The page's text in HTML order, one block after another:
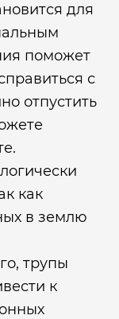
для
поможет
с
отпустить
как
в землю
трупы
к